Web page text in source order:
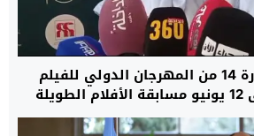
بلاغ صحفي. الدورة 14 من المهرجان الدولي للفيلم
بالداخلة من 6 إلى 12 يونيو مسابقة الأفلام الطويلة
ولقاءات للمهنيين